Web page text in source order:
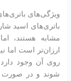
ویژگی‌های
باتری‌های اسید
مشابه هستند،
ارزان‌تر است اما
روی آن وجود
شوند و در صورت